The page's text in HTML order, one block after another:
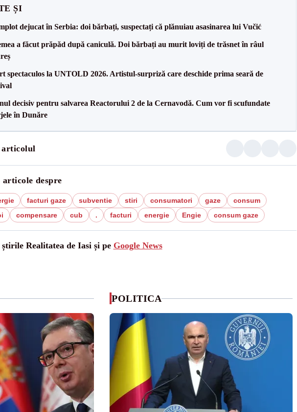
ȘI
dejucat în Serbia: doi bărbați, suspectați că plănuiau asasinarea lui Vučić
a făcut prăpăd după caniculă. Doi bărbați au murit loviți de trăsnet în râul
spectaculos la UNTOLD 2026. Artistul-surpriză care deschide prima seară de
decisiv pentru salvarea Reactorului 2 de la Cernavodă. Cum vor fi scufundate
în Dunăre
despre
facturi gaze subventie stiri consumatori gaze
consum
compensare cub . facturi energie Engie consum gaze
Realitatea de Iasi și pe Google News
POLITICA